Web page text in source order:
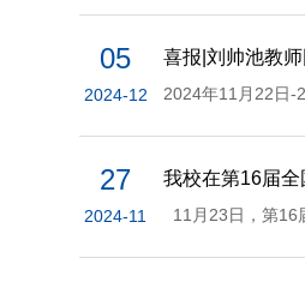
喜报|刘帅池教
05
2024-12
我校在第16届
27
2024-11